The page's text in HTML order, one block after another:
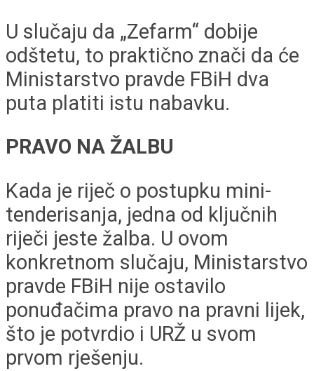
U slučaju da „Zefarm“ dobije
odštetu, to praktično znači da će
Ministarstvo pravde FBiH dva
puta platiti istu nabavku.
PRAVO NA ŽALBU
Kada je riječ o postupku mini-
tenderisanja, jedna od ključnih
riječi jeste žalba. U ovom
konkretnom slučaju, Ministarstvo
pravde FBiH nije ostavilo
ponuđačima pravo na pravni lijek,
što je potvrdio i URŽ u svom
prvom rješenju.